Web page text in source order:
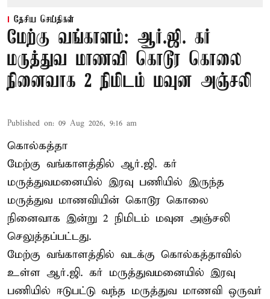
தேசிய செய்திகள்
மேற்கு வங்காளம்: ஆர்.ஜி. கர்
மருத்துவ மாணவி கொடூர கொலை
நினைவாக 2 நிமிடம் மவுன அஞ்சலி
Published on: 09 Aug 2026, 9:16 am
கொல்கத்தா
மேற்கு வங்காளத்தில் ஆர்.ஜி. கர்
மருத்துவமனையில் இரவு பணியில் இருந்த
மருத்துவ மாணவியின் கொடூர கொலை
நினைவாக இன்று 2 நிமிடம் மவுன அஞ்சலி
செலுத்தப்பட்டது.
மேற்கு வங்காளத்தில் வடக்கு கொல்கத்தாவில்
உள்ள ஆர்.ஜி. கர் மருத்துவமனையில் இரவு
பணியில் ஈடுபட்டு வந்த மருத்துவ மாணவி ஒருவர்